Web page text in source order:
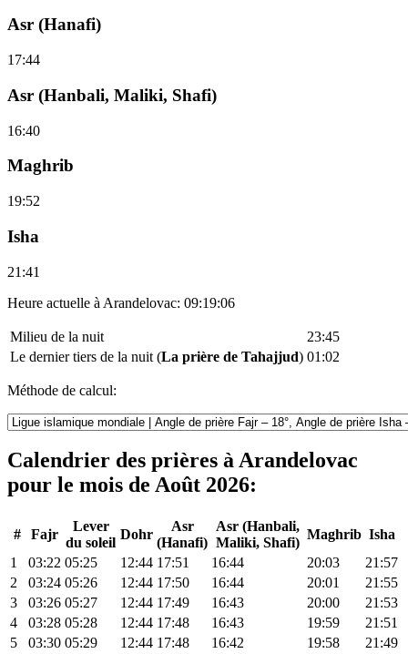
Asr (Hanafi)
17:44
Asr (Hanbali, Maliki, Shafi)
16:40
Maghrib
19:52
Isha
21:41
Heure actuelle à Arandelovac: 09:19:06
Milieu de la nuit
23:45
Le dernier tiers de la nuit (La prière de Tahajjud) 01:02
Méthode de calcul:
Calendrier des prières à Arandelovac
pour le mois de Août 2026:
# Fajr
Lever
du soleil
Dohr
Asr
(Hanafi)
Asr (Hanbali,
Maliki, Shafi)
Maghrib Isha
1
03:22 05:25 12:44 17:51 16:44 20:03
21:57
2
03:24 05:26 12:44 17:50 16:44 20:01
21:55
3
03:26 05:27 12:44 17:49 16:43 20:00
21:53
4
03:28 05:28 12:44 17:48 16:43 19:59
21:51
5
03:30 05:29 12:44 17:48 16:42 19:58
21:49